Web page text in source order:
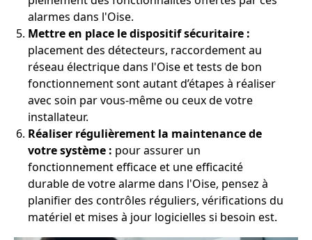
alarmes dans l'Oise.
Mettre en place le dispositif sécuritaire :
placement des détecteurs, raccordement au
réseau électrique dans l'Oise et tests de bon
fonctionnement sont autant d’étapes à réaliser
avec soin par vous-même ou ceux de votre
installateur.
Réaliser régulièrement la maintenance de
votre système : pour assurer un
fonctionnement efficace et une efficacité
durable de votre alarme dans l'Oise, pensez à
planifier des contrôles réguliers, vérifications du
matériel et mises à jour logicielles si besoin est.